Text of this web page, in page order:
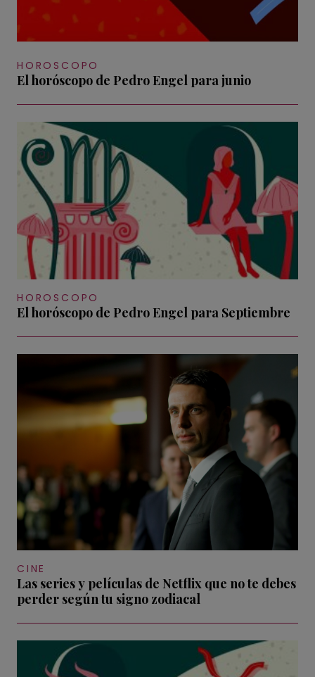
HOROSCOPO
El horóscopo de Pedro Engel para junio
HOROSCOPO
El horóscopo de Pedro Engel para Septiembre
CINE
Las series y películas de Netflix que no te debes
perder según tu signo zodiacal